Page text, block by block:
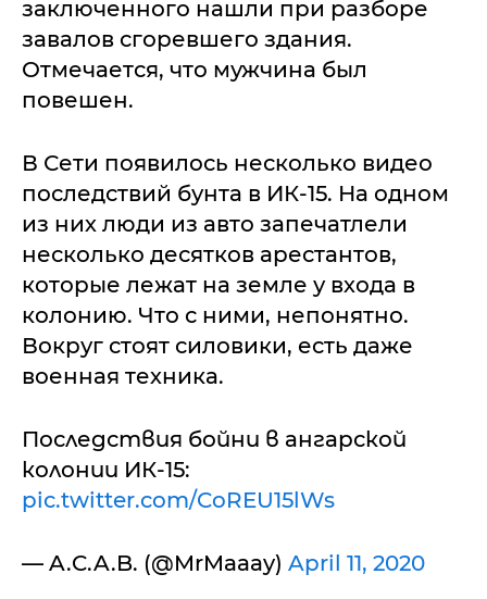
заключенного нашли при разборе
завалов сгоревшего здания.
Отмечается, что мужчина был
повешен.
В Сети появилось несколько видео
последствий бунта в ИК-15. На одном
из них люди из авто запечатлели
несколько десятков арестантов,
которые лежат на земле у входа в
колонию. Что с ними, непонятно.
Вокруг стоят силовики, есть даже
военная техника.
Последствия бойни в ангарской
колонии ИК-15:
pic.twitter.com/CoREU15lWs
— A.C.A.B. (@MrMaaay) April 11, 2020